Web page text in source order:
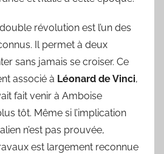
révolution est l’un des
Il permet à deux
sans jamais se croiser. Ce
associé à Léonard de Vinci,
fait venir à Amboise
tôt. Même si l’implication
n’est pas prouvée,
est largement reconnue